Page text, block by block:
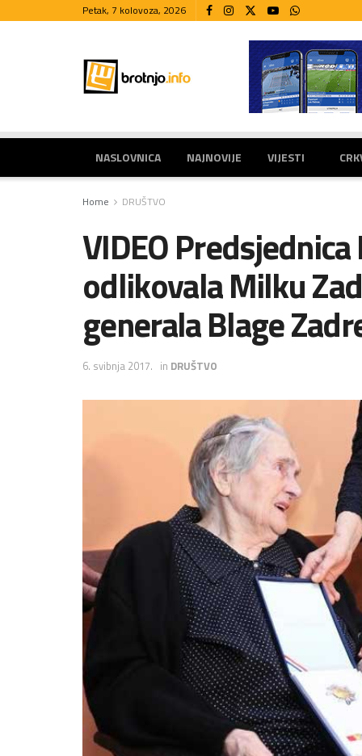
Petak, 7 kolovoza, 2026
NASLOVNICA NAJNOVIJE VIJESTI
Home DRUŠTVO
VIDEO
odlikovala Milku
generala Blage
6. svibnja 2017. in DRUŠTVO